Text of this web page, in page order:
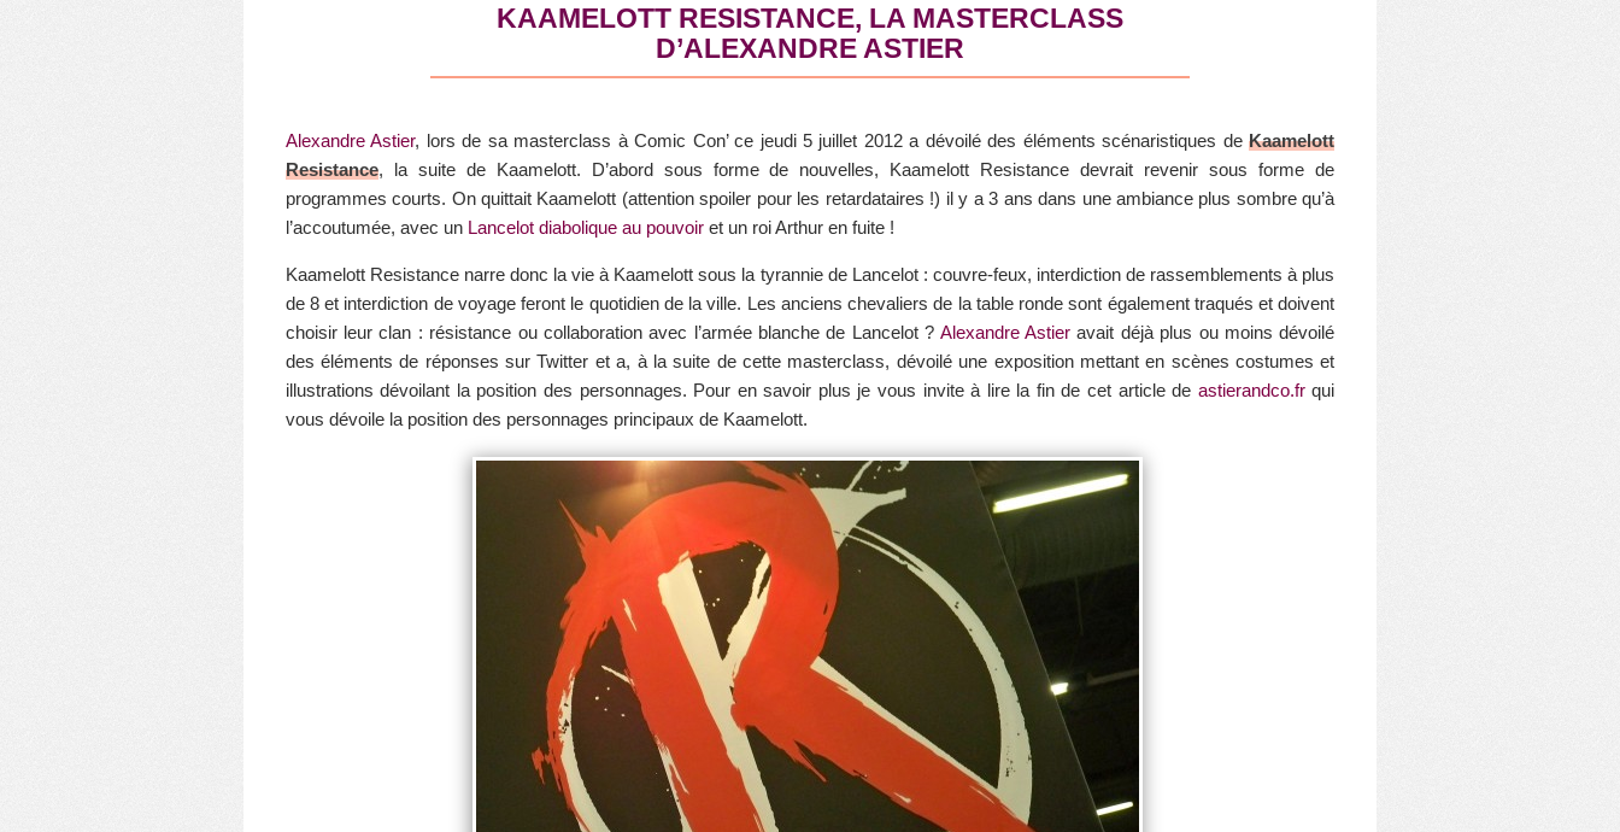
KAAMELOTT RESISTANCE, LA MASTERCLASS
D’ALEXANDRE ASTIER
Alexandre Astier, lors de sa masterclass à Comic Con’ ce jeudi 5 juillet 2012 a dévoilé des éléments scénaristiques deKaamelott
Resistance, la suite de Kaamelott. D’abord sous forme de nouvelles, Kaamelott Resistance devrait revenir sous forme de
programmes courts. On quittait Kaamelott (attention spoiler pour les retardataires !) il y a 3 ans dans une ambiance plus sombre qu’à
l’accoutumée, avec un Lancelot diabolique au pouvoiret un roi Arthur en fuite !
Kaamelott Resistance narre donc la vie à Kaamelott sous la tyrannie de Lancelot : couvre-feux, interdiction de rassemblements à plus
de 8 et interdiction de voyage feront le quotidien de la ville. Les anciens chevaliers de la table ronde sont également traqués et doivent
choisir leur clan : résistance ou collaboration avec l’armée blanche de Lancelot ? Alexandre Astier avait déjà plus ou moins dévoilé
des éléments de réponses sur Twitter et a, à la suite de cette masterclass, dévoilé une exposition mettant en scènes costumes et
illustrations dévoilant la position des personnages. Pour en savoir plus je vous invite à lire la fin de cet article de astierandco.frqui
vous dévoile la position des personnages principaux de Kaamelott.